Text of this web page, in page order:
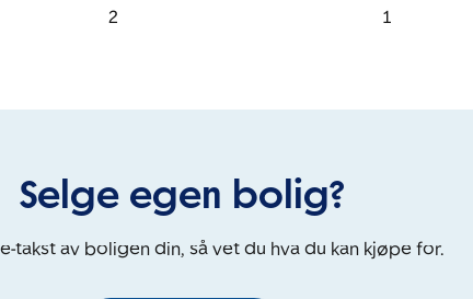
2 1
Selge egen bolig?
takst av boligen din, så vet du hva du kan kjøpe for.